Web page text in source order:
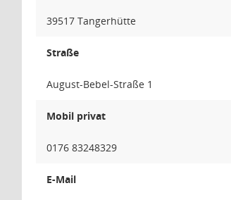
39517 Tangerhütte
Straße
August-Bebel-Straße 1
Mobil privat
0176 83248329
E-Mail